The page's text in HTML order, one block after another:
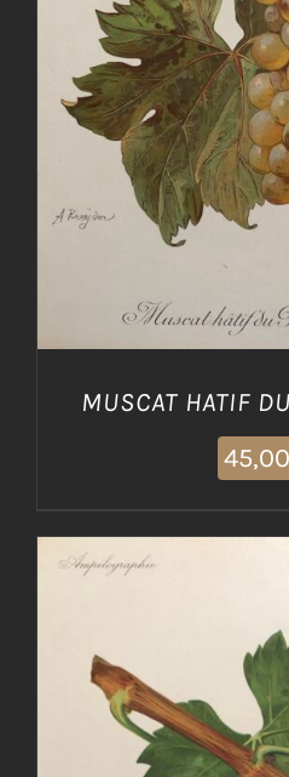
AGGIUNGI AL
MUSCAT HATIF
45,00